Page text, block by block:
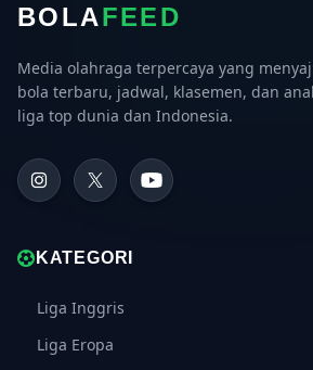
BOLAFEED
Media olahraga terpercaya yang
bola terbaru, jadwal, klasemen, dan
liga top dunia dan Indonesia.
KATEGORI
Liga Inggris
Liga Eropa